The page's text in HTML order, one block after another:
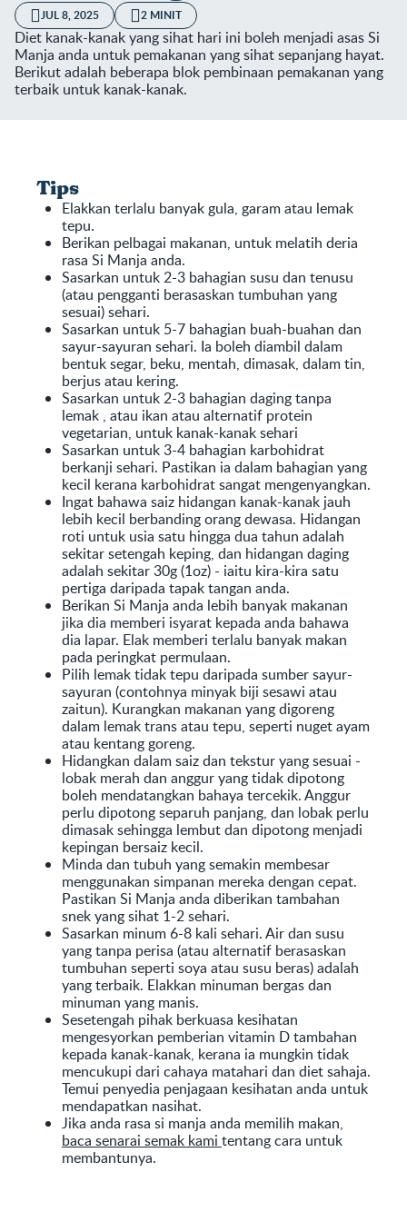
JUL 8, 2025 2 MINIT
Diet kanak-kanak yang sihat hari ini boleh menjadi asas Si
Manja anda untuk pemakanan yang sihat sepanjang hayat.
Berikut adalah beberapa blok pembinaan pemakanan yang
terbaik untuk kanak-kanak.
Tips
Elakkan terlalu banyak gula, garam atau lemak
tepu.
Berikan pelbagai makanan, untuk melatih deria
rasa Si Manja anda.
Sasarkan untuk 2-3 bahagian susu dan tenusu
(atau pengganti berasaskan tumbuhan yang
sesuai) sehari.
Sasarkan untuk 5-7 bahagian buah-buahan dan
sayur-sayuran sehari. Ia boleh diambil dalam
bentuk segar, beku, mentah, dimasak, dalam tin,
berjus atau kering.
Sasarkan untuk 2-3 bahagian daging tanpa
lemak , atau ikan atau alternatif protein
vegetarian, untuk kanak-kanak sehari
Sasarkan untuk 3-4 bahagian karbohidrat
berkanji sehari. Pastikan ia dalam bahagian yang
kecil kerana karbohidrat sangat mengenyangkan.
Ingat bahawa saiz hidangan kanak-kanak jauh
lebih kecil berbanding orang dewasa. Hidangan
roti untuk usia satu hingga dua tahun adalah
sekitar setengah keping, dan hidangan daging
adalah sekitar 30g (1oz) - iaitu kira-kira satu
pertiga daripada tapak tangan anda.
Berikan Si Manja anda lebih banyak makanan
jika dia memberi isyarat kepada anda bahawa
dia lapar. Elak memberi terlalu banyak makan
pada peringkat permulaan.
Pilih lemak tidak tepu daripada sumber sayur-
sayuran (contohnya minyak biji sesawi atau
zaitun). Kurangkan makanan yang digoreng
dalam lemak trans atau tepu, seperti nuget ayam
atau kentang goreng.
Hidangkan dalam saiz dan tekstur yang sesuai -
lobak merah dan anggur yang tidak dipotong
boleh mendatangkan bahaya tercekik. Anggur
perlu dipotong separuh panjang, dan lobak perlu
dimasak sehingga lembut dan dipotong menjadi
kepingan bersaiz kecil.
Minda dan tubuh yang semakin membesar
menggunakan simpanan mereka dengan cepat.
Pastikan Si Manja anda diberikan tambahan
snek yang sihat 1-2 sehari.
Sasarkan minum 6-8 kali sehari. Air dan susu
yang tanpa perisa (atau alternatif berasaskan
tumbuhan seperti soya atau susu beras) adalah
yang terbaik. Elakkan minuman bergas dan
minuman yang manis.
Sesetengah pihak berkuasa kesihatan
mengesyorkan pemberian vitamin D tambahan
kepada kanak-kanak, kerana ia mungkin tidak
mencukupi dari cahaya matahari dan diet sahaja.
Temui penyedia penjagaan kesihatan anda untuk
mendapatkan nasihat.
Jika anda rasa si manja anda memilih makan,
baca senarai semak kami tentang cara untuk
membantunya.